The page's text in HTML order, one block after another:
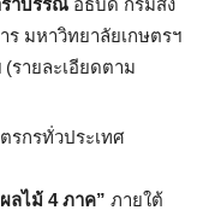
าบรรณ์ อธิบดี กรมส่ง
ร มหาวิทยาลัยเกษตรฯ
รายละเอียดตาม
ลไม้ 4ภาค” ภายใต้